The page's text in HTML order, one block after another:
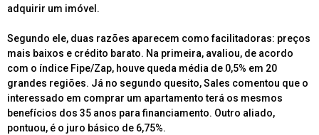
adquirir um imóvel.
Segundo ele, duas razões aparecem como facilitadoras: preços
mais baixos e crédito barato. Na primeira, avaliou, de acordo
com o índice Fipe/Zap, houve queda média de 0,5% em 20
grandes regiões. Já no segundo quesito, Sales comentou que o
interessado em comprar um apartamento terá os mesmos
benefícios dos 35 anos para financiamento. Outro aliado,
pontuou, é o juro básico de 6,75%.